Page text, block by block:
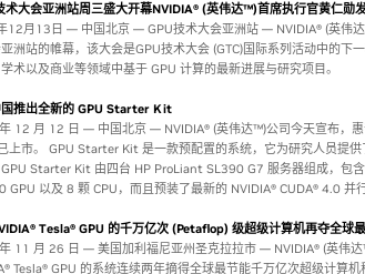
术大会亚洲站周三盛大开幕NVIDIA® (英伟达™)首席执行官黄仁勋
12月13日 — 中国北京 — GPU技术大会亚洲站 — NVIDIA® (英伟
洲站的帷幕，该大会是GPU技术大会 (GTC)国际系列活动中的下
术以及商业等领域中基于 GPU 计算的最新进展与研究项目。
国推出全新的 GPU Starter Kit
12 月 12 日 — 中国北京 — NVIDIA® (英伟达™)公司今天宣布，
上市。 GPU Starter Kit 是一款预配置的系统，它为研究人员提供
Starter Kit 由四台 HP ProLiant SL390 G7 服务器组成，包含
GPU 以及 8 颗 CPU，而且预装了最新的 NVIDIA® CUDA® 4.0 并
Tesla® GPU 的千万亿次 (Petaflop) 级超级计算机再夺全球
11 月 26 日 — 美国加利福尼亚州圣克拉拉市 — NVIDIA® (英伟
Tesla® GPU 的系统连续两年摘得全球最节能千万亿次超级计算机